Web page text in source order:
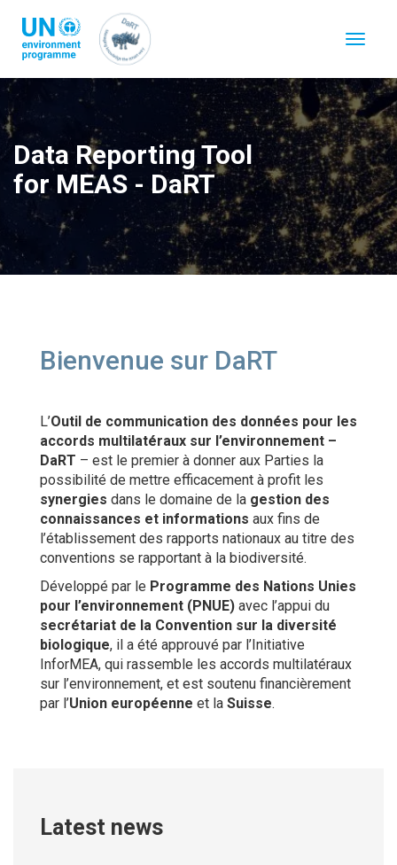
contenu
principal
Toggle
Data Reporting Tool
for MEAS - DaRT
Bienvenue sur DaRT
L’Outil de communication des données pour les
accords multilatéraux sur l’environnement –
DaRT – est le premier à donner aux Parties la
possibilité de mettre efficacement à profit les
synergies dans le domaine de la gestion des
connaissances et informations aux fins de
l’établissement des rapports nationaux au titre des
conventions se rapportant à la biodiversité.
Développé par le Programme des Nations Unies
pour l’environnement (PNUE) avec l’appui du
secrétariat de la Convention sur la diversité
biologique, il a été approuvé par l’Initiative
InforMEA, qui rassemble les accords multilatéraux
sur l’environnement, et est soutenu financièrement
par l’Union européenne et la Suisse.
Latest news